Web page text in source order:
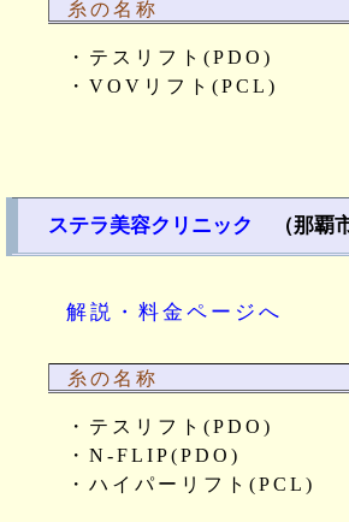
糸の名称
・テスリフト(PDO)
・VOVリフト(PCL)
ステラ美容クリニック （那覇
解説・料金ページへ
糸の名称
・テスリフト(PDO)
・N-FLIP(PDO)
・ハイパーリフト(PCL)